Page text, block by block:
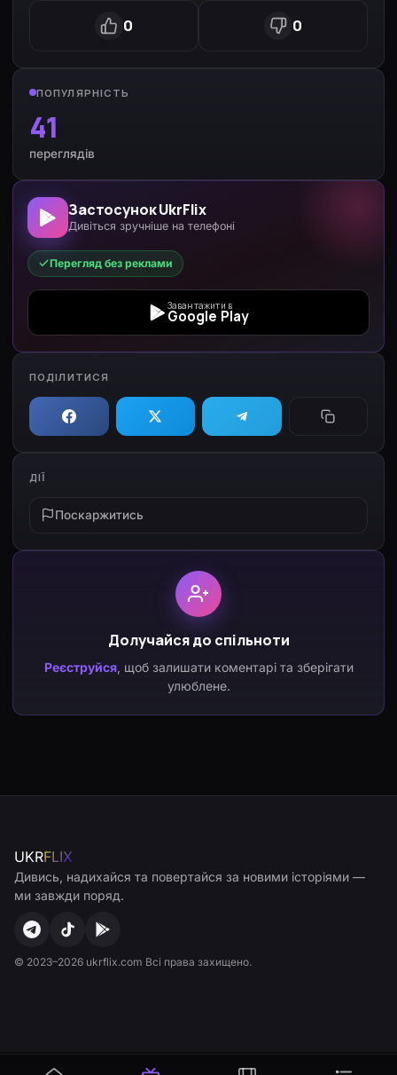
0 0
ПОПУЛЯРНІСТЬ
41
переглядів
Застосунок UkrFlix
Дивіться зручніше на телефоні
Перегляд без реклами
Завантажити в
Google Play
ПОДІЛИТИСЯ
ДІЇ
Поскаржитись
Долучайся до спільноти
Реєструйся, щоб залишати коментарі та зберігати
улюблене.
UKRFLIX
Дивись, надихайся та повертайся за новими історіями —
ми завжди поряд.
© 2023–2026 ukrflix.com Всі права захищено.